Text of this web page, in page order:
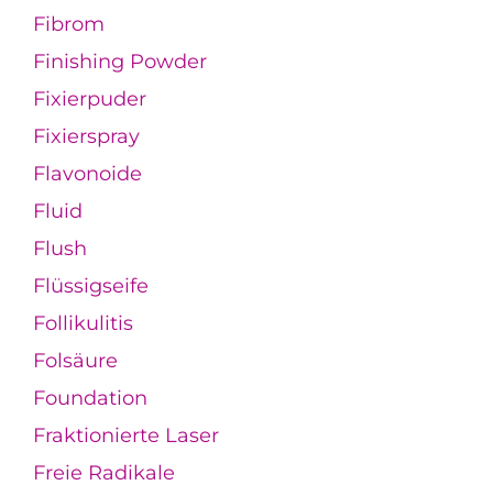
Fibrom
Finishing Powder
Fixierpuder
Fixierspray
Flavonoide
Fluid
Flush
Flüssigseife
Follikulitis
Folsäure
Foundation
Fraktionierte Laser
Freie Radikale